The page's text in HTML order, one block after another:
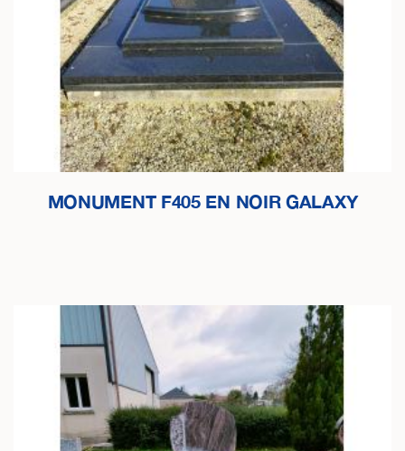
MONUMENT F405 EN NOIR GALAXY